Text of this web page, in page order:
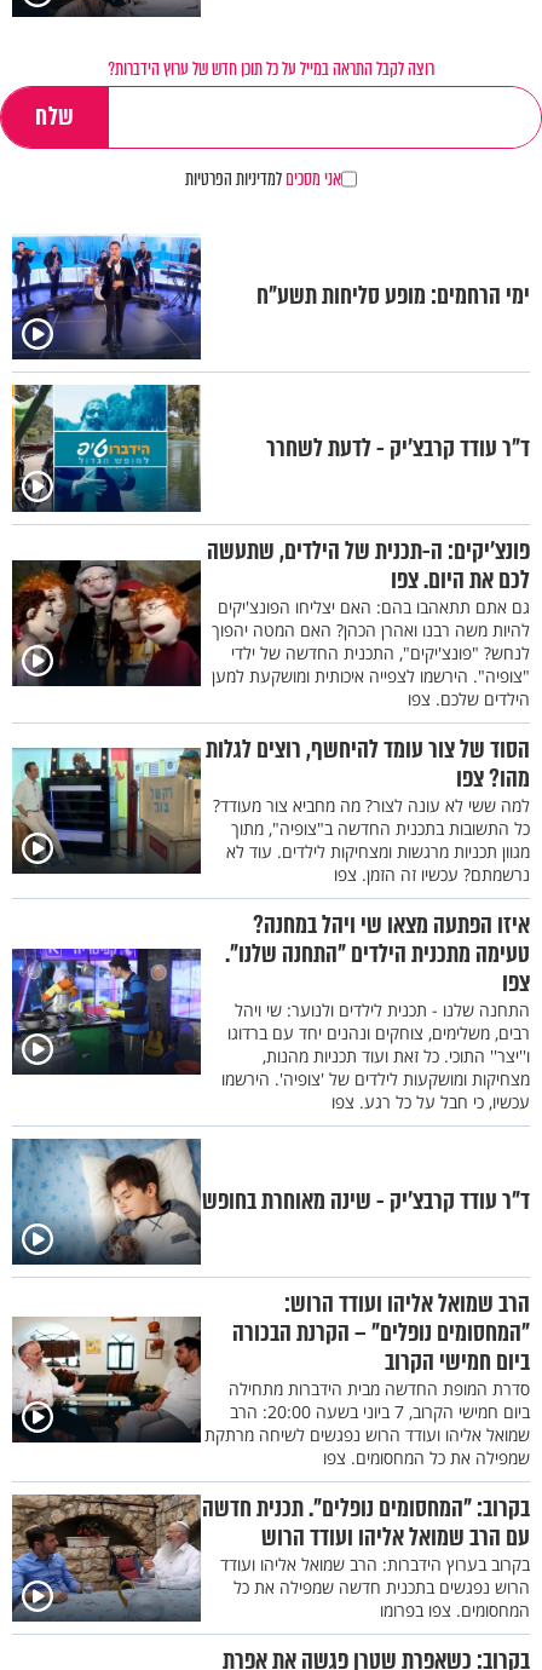
רוצה לקבל התראה במייל על כל תוכן חדש של ערוץ הידברות?
אני מסכיםלמדיניות הפרטיות
ימי הרחמים: מופע סליחות תשע"ח
ד"ר עודד קרבצ’יק - לדעת לשחרר
פונצ’יקים: ה-תכנית של הילדים, שתעשה
לכם את היום. צפו
גם אתם תתאהבו בהם: האם יצליחו הפונצ'יקים
להיות משה רבנו ואהרן הכהן? האם המטה יהפוך
לנחש? "פונצ'יקים", התכנית החדשה של ילדי
"צופיה". הירשמו לצפייה איכותית ומושקעת למען
הילדים שלכם. צפו
הסוד של צור עומד להיחשף, רוצים לגלות
מהו? צפו
למה ששי לא עונה לצור? מה מחביא צור מעודד?
כל התשובות בתכנית החדשה ב"צופיה", מתוך
מגוון תכניות מרגשות ומצחיקות לילדים. עוד לא
נרשמתם? עכשיו זה הזמן. צפו
איזו הפתעה מצאו שי ויהל במחנה?
טעימה מתכנית הילדים "התחנה שלנו".
צפו
התחנה שלנו - תכנית לילדים ולנוער: שי ויהל
רבים, משלימים, צוחקים ונהנים יחד עם ברדוגו
ו''יצר'' התוכי. כל זאת ועוד תכניות מהנות,
מצחיקות ומושקעות לילדים של 'צופיה'. הירשמו
עכשיו, כי חבל על כל רגע. צפו
ד"ר עודד קרבצ’יק - שינה מאוחרת בחופש
הרב שמואל אליהו ועודד הרוש:
"המחסומים נופלים" – הקרנת הבכורה
ביום חמישי הקרוב
סדרת המופת החדשה מבית הידברות מתחילה
ביום חמישי הקרוב, 7 ביוני בשעה 20:00: הרב
שמואל אליהו ועודד הרוש נפגשים לשיחה מרתקת
שמפילה את כל המחסומים. צפו
בקרוב: "המחסומים נופלים". תכנית חדשה
עם הרב שמואל אליהו ועודד הרוש
בקרוב בערוץ הידברות: הרב שמואל אליהו ועודד
הרוש נפגשים בתכנית חדשה שמפילה את כל
המחסומים. צפו בפרומו
בקרוב: כשאפרת שטרן פגשה את אפרת